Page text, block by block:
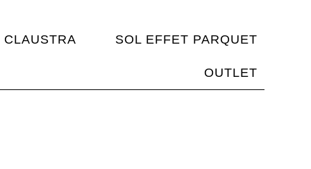
CLAUSTRA SOL EFFET PARQUET
OUTLET